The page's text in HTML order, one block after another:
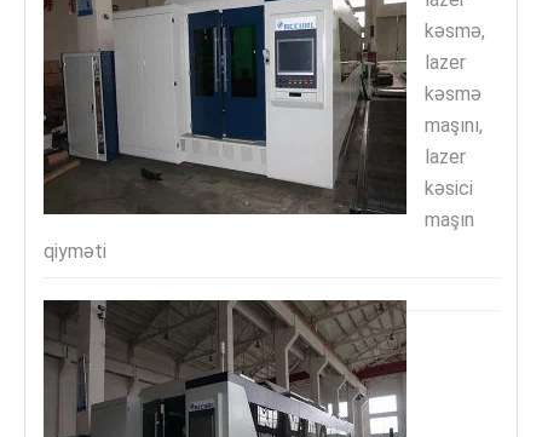
kəsmə,
lazer
kəsmə
maşını,
lazer
kəsici
maşın
qiyməti